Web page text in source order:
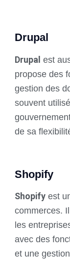
Drupal
Drupal est
propose des
gestion des
souvent
de sa
Shopify
Shopify est
commerces.
les
avec des
et une